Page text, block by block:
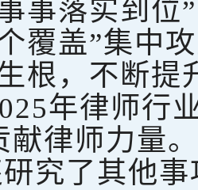
事落实到位
覆盖”集中
根，不断提
年律师行
献律师力量。
究了其他事